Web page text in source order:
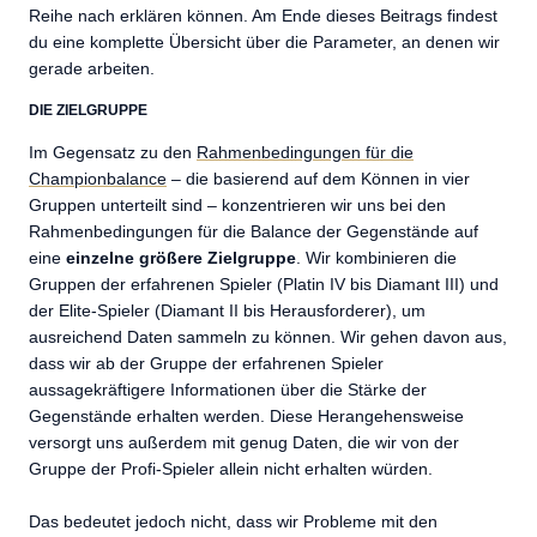
Reihe nach erklären können. Am Ende dieses Beitrags findest
du eine komplette Übersicht über die Parameter, an denen wir
gerade arbeiten.
DIE ZIELGRUPPE
Im Gegensatz zu den Rahmenbedingungen für die
Championbalance – die basierend auf dem Können in vier
Gruppen unterteilt sind – konzentrieren wir uns bei den
Rahmenbedingungen für die Balance der Gegenstände auf
eine einzelne größere Zielgruppe . Wir kombinieren die
Gruppen der erfahrenen Spieler (Platin IV bis Diamant III) und
der Elite-Spieler (Diamant II bis Herausforderer), um
ausreichend Daten sammeln zu können. Wir gehen davon aus,
dass wir ab der Gruppe der erfahrenen Spieler
aussagekräftigere Informationen über die Stärke der
Gegenstände erhalten werden. Diese Herangehensweise
versorgt uns außerdem mit genug Daten, die wir von der
Gruppe der Profi-Spieler allein nicht erhalten würden.
Das bedeutet jedoch nicht, dass wir Probleme mit den